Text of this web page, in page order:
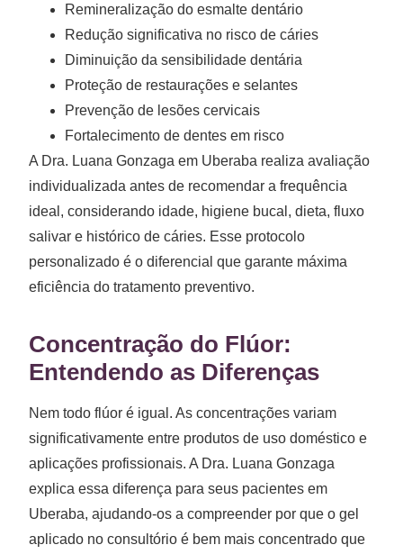
Remineralização do esmalte dentário
Redução significativa no risco de cáries
Diminuição da sensibilidade dentária
Proteção de restaurações e selantes
Prevenção de lesões cervicais
Fortalecimento de dentes em risco
A Dra. Luana Gonzaga em Uberaba realiza avaliação
individualizada antes de recomendar a frequência
ideal, considerando idade, higiene bucal, dieta, fluxo
salivar e histórico de cáries. Esse protocolo
personalizado é o diferencial que garante máxima
eficiência do tratamento preventivo.
Concentração do Flúor:
Entendendo as Diferenças
Nem todo flúor é igual. As concentrações variam
significativamente entre produtos de uso doméstico e
aplicações profissionais. A Dra. Luana Gonzaga
explica essa diferença para seus pacientes em
Uberaba, ajudando-os a compreender por que o gel
aplicado no consultório é bem mais concentrado que